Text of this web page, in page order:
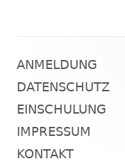
Haupt-
Seitenleiste
ANMELDUNG
DATENSCHUTZ
EINSCHULUNG
IMPRESSUM
KONTAKT